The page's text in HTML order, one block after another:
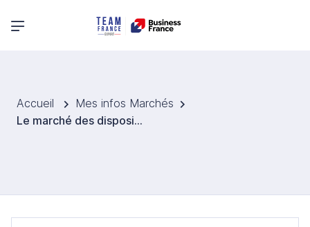
Menu principal
Accueil
Mes infos Marchés
Le marché des dispositifs médicaux au Portugal